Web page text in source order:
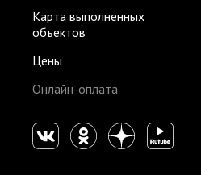
Карта выполненных
объектов
Цены
Онлайн-оплата